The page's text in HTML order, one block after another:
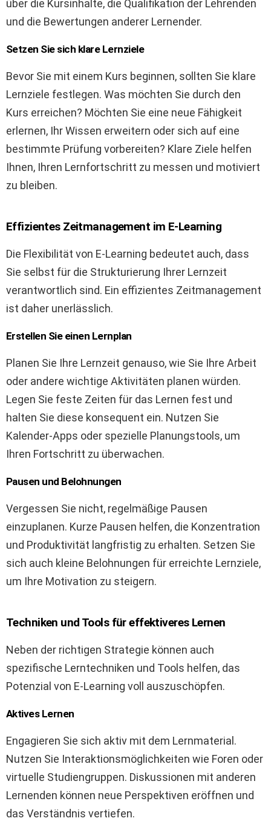
über die Kursinhalte, die Qualifikation der Lehrenden
und die Bewertungen anderer Lernender.
Setzen Sie sich klare Lernziele
Bevor Sie mit einem Kurs beginnen, sollten Sie klare
Lernziele festlegen. Was möchten Sie durch den
Kurs erreichen? Möchten Sie eine neue Fähigkeit
erlernen, Ihr Wissen erweitern oder sich auf eine
bestimmte Prüfung vorbereiten? Klare Ziele helfen
Ihnen, Ihren Lernfortschritt zu messen und motiviert
zu bleiben.
Effizientes Zeitmanagement im E-Learning
Die Flexibilität von E-Learning bedeutet auch, dass
Sie selbst für die Strukturierung Ihrer Lernzeit
verantwortlich sind. Ein effizientes Zeitmanagement
ist daher unerlässlich.
Erstellen Sie einen Lernplan
Planen Sie Ihre Lernzeit genauso, wie Sie Ihre Arbeit
oder andere wichtige Aktivitäten planen würden.
Legen Sie feste Zeiten für das Lernen fest und
halten Sie diese konsequent ein. Nutzen Sie
Kalender-Apps oder spezielle Planungstools, um
Ihren Fortschritt zu überwachen.
Pausen und Belohnungen
Vergessen Sie nicht, regelmäßige Pausen
einzuplanen. Kurze Pausen helfen, die Konzentration
und Produktivität langfristig zu erhalten. Setzen Sie
sich auch kleine Belohnungen für erreichte Lernziele,
um Ihre Motivation zu steigern.
Techniken und Tools für effektiveres Lernen
Neben der richtigen Strategie können auch
spezifische Lerntechniken und Tools helfen, das
Potenzial von E-Learning voll auszuschöpfen.
Aktives Lernen
Engagieren Sie sich aktiv mit dem Lernmaterial.
Nutzen Sie Interaktionsmöglichkeiten wie Foren oder
virtuelle Studiengruppen. Diskussionen mit anderen
Lernenden können neue Perspektiven eröffnen und
das Verständnis vertiefen.